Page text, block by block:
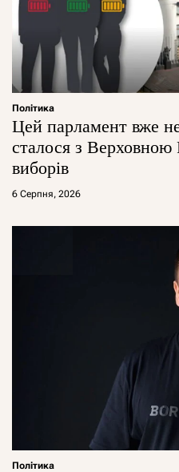
Політика
Цей парламент вже
сталося з Верховною
виборів
6 Серпня, 2026
Політика